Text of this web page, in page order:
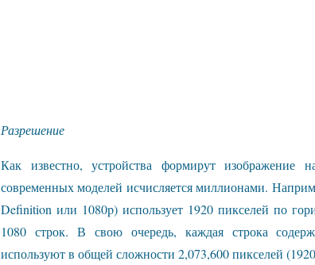
Разрешение
Как известно, устройства формирут
современных моделей исчисляется миллионами.
Definition или 1080p) использует 1920 пикселей по
1080 строк. В свою очередь, каждая строка
используют в общей сложности 2,073,600 пикселей